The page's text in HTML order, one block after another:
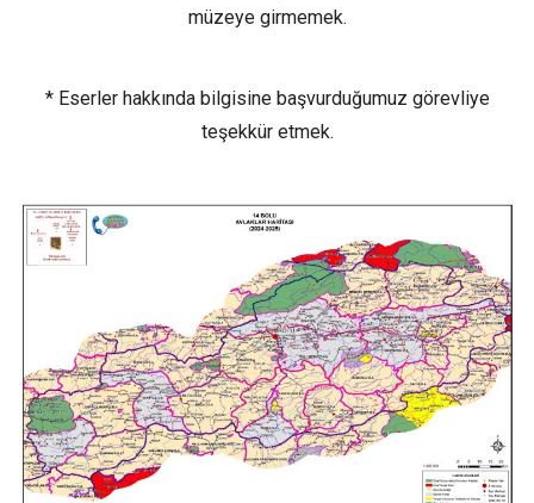
müzeye girmemek.
* Eserler hakkında bilgisine başvurduğumuz görevliye
teşekkür etmek.